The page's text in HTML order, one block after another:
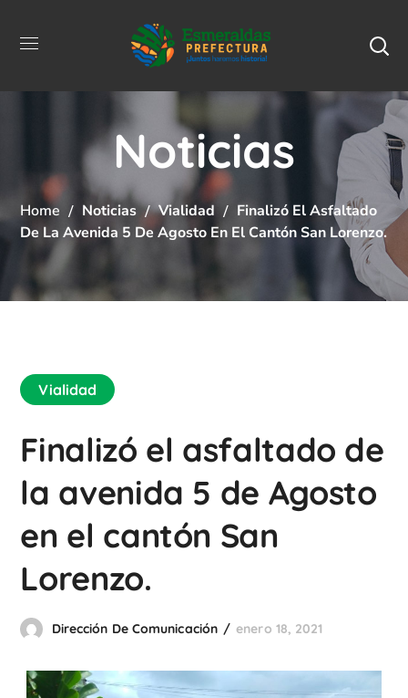
Noticias
Home Noticias Vialidad
Finalizó El Asfaltado
De La Avenida 5 De Agosto En El Cantón San Lorenzo.
Vialidad
Finalizó el asfaltado de
la avenida 5 de Agosto
en el cantón San
Lorenzo.
Dirección De Comunicación enero 18, 2021